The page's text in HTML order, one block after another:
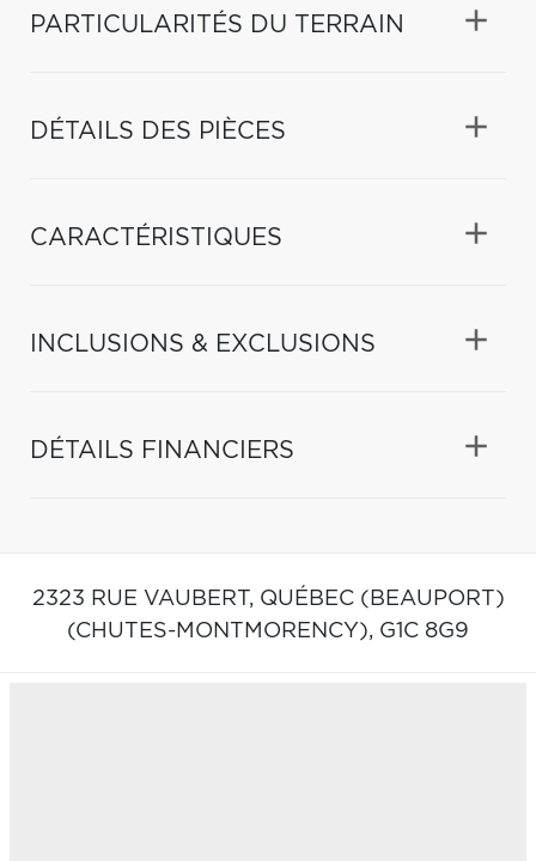
PARTICULARITÉS DU TERRAIN
DÉTAILS DES PIÈCES
CARACTÉRISTIQUES
INCLUSIONS & EXCLUSIONS
DÉTAILS FINANCIERS
2323 RUE VAUBERT, QUÉBEC (BEAUPORT)
(CHUTES-MONTMORENCY), G1C 8G9